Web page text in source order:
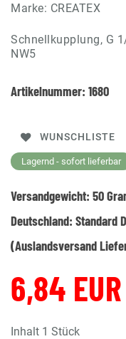
Marke: CREATEX
Schnellkupplung, G
NW5
Artikelnummer: 1680
WUNSCHLISTE
Lagernd - sofort lieferbar
Versandgewicht: 50
Deutschland: Standard
(Auslandsversand
6,84 EUR
Inhalt 1 Stück